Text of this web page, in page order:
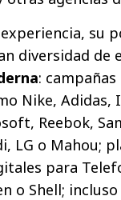
experiencia, su
diversidad de
:
Nike, Adidas,
Reebok,
LG o Mahou;
para
o Shell; incluso